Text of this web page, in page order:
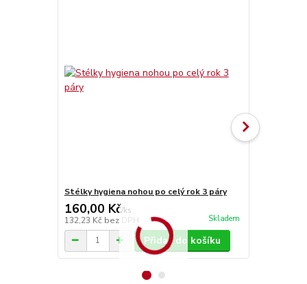
Stélky hygiena nohou po celý rok 3 páry
160,00 Kč/ks
132,23 Kč bez DPH Skladem
Přidat do košíku